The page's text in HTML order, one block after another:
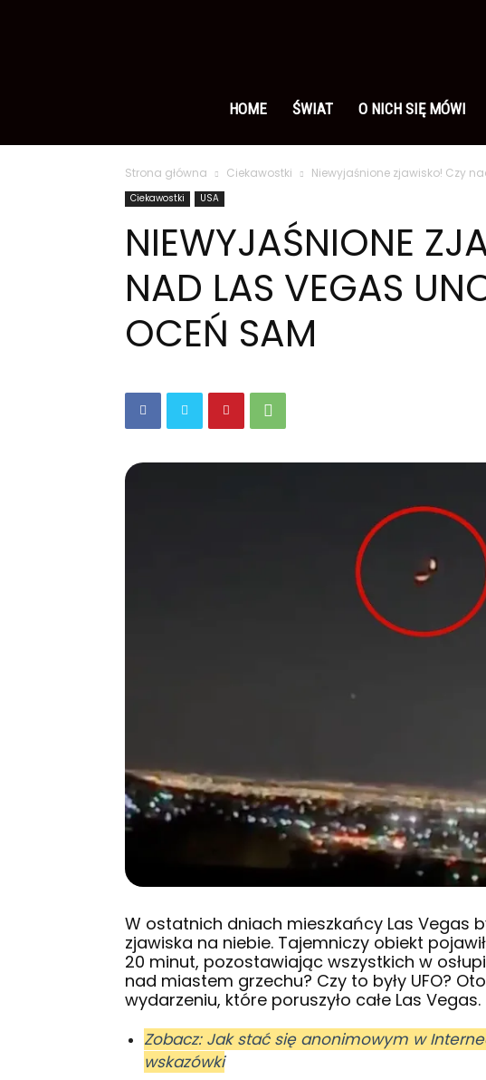
polsku
HOME ŚWIAT O NICH SIĘ MÓWI
Strona główna Ciekawostki Niewyjaśnione zjawisko! Czy
Ciekawostki USA
NIEWYJAŚNIONE
NAD LAS VEGAS
OCEŃ SAM
W ostatnich dniach mieszkańcy Las Vegas
zjawiska na niebie. Tajemniczy obiekt
20 minut, pozostawiając wszystkich w
nad miastem grzechu? Czy to były UFO?
wydarzeniu, które poruszyło całe Las Vegas.
Zobacz: Jak stać się anonimowym w
wskazówki